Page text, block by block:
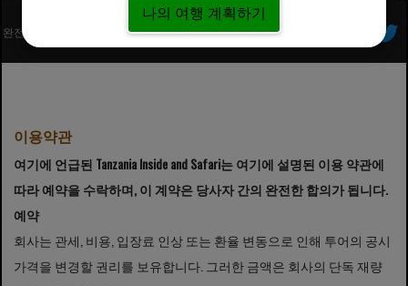
완전히 등록된 아프리카 현지 투어 운영자 우리를 따르라
이용약관
여기에 언급된 Tanzania Inside and Safari는 여기에 설명된 이용 약관에
따라 예약을 수락하며, 이 계약은 당사자 간의 완전한 합의가 됩니다.
예약
회사는 관세, 비용, 입장료 인상 또는 환율 변동으로 인해 투어의 공시
가격을 변경할 권리를 보유합니다. 그러한 금액은 회사의 단독 재량
나의 여행 계획하기